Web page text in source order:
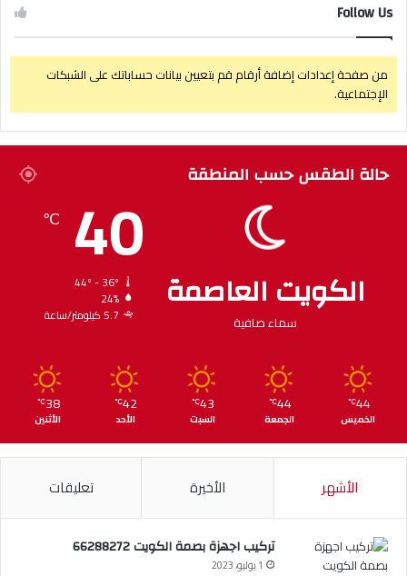
Follow Us
من صفحة إعدادات إضافة أرقام قم بتعيين بيانات حساباتك على الشبكات
الإجتماعية.
حالة الطقس حسب المنطقة
الكويت العاصمة
سماء صافية
40
℃
24%
5.7 كيلومتر/ساعة
44
℃
الخميس
44
℃
الجمعة
43
℃
السبت
42
℃
الأحد
38
℃
الأثنين
الأشهر الأخيرة تعليقات
تركيب اجهزة بصمة الكويت 66288272
1 يوليو، 2023